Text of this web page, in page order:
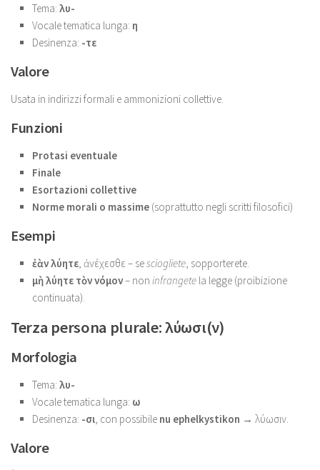
Tema: λυ-
Vocale tematica lunga: η
Desinenza: -τε
Valore
Usata in indirizzi formali e ammonizioni collettive.
Funzioni
Protasi eventuale
Finale
Esortazioni collettive
Norme morali o massime (soprattutto negli scritti filosofici)
Esempi
ἐὰν λύητε , ἀνέχεσθε – sesciogliete , sopporterete.
μὴ λύητε τὸν νόμον– non infrangete la legge (proibizione
continuata).
Terza persona plurale: λύωσι(ν)
Morfologia
Tema: λυ-
Vocale tematica lunga: ω
Desinenza: -σι , con possibile nu ephelkystikon → λύωσιν.
Valore